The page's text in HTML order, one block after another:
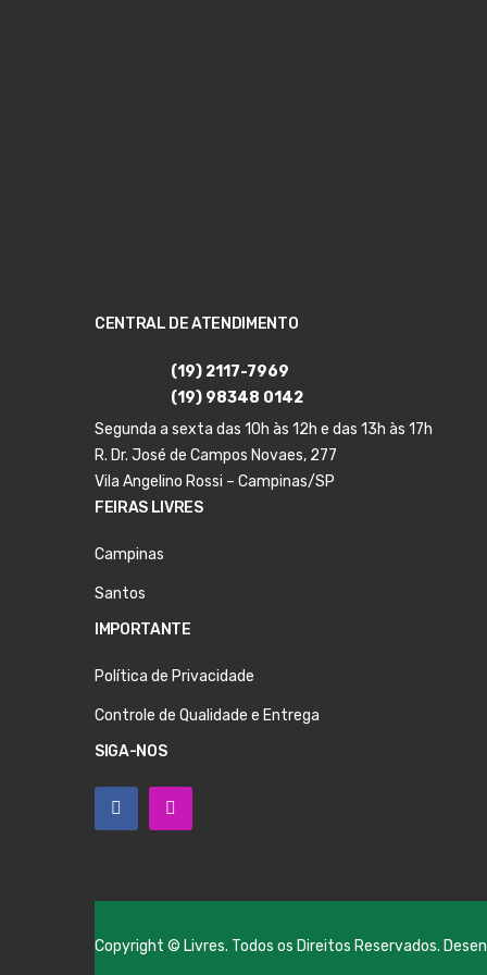
CENTRAL DE ATENDIMENTO
(19) 2117-7969
(19) 98348 0142
Segunda a sexta das 10h às 12h e das 13h às 17h
R. Dr. José de Campos Novaes, 277
Vila Angelino Rossi – Campinas/SP
FEIRAS LIVRES
Campinas
Santos
IMPORTANTE
Política de Privacidade
Controle de Qualidade e Entrega
SIGA-NOS
Copyright © Livres. Todos os Direitos Reservados.